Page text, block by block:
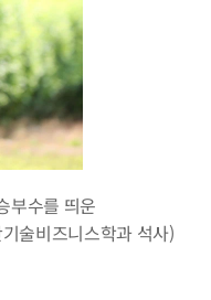
부수를 띄운
술비즈니스학과 석사)